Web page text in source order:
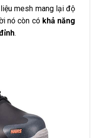
mesh mang lại độ
nó còn có khả năng
.